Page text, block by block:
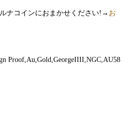
ナコインにおまかせください!→ お
Proof,Au,Gold,GeorgeIIII,NGC,AU58